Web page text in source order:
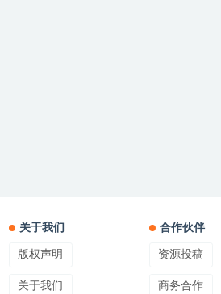
关于我们
版权声明
关于我们
合作伙伴
资源投稿
商务合作